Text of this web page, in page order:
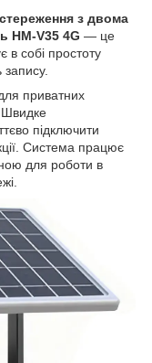
з двома
HM-V35 4G — це
в собі простоту
запису.
приватних
Швидке
підключити
Система працює
для роботи в